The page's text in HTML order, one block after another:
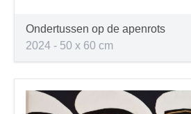
Ondertussen op de apenrots
2024 - 50 x 60 cm